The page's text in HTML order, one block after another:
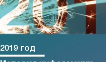
2019 год